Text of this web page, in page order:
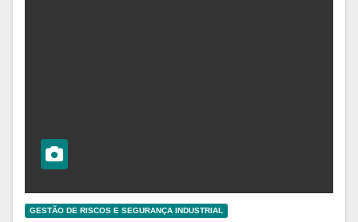
GESTÃO DE RISCOS E SEGURANÇA INDUSTRIAL